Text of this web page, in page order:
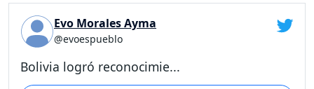
Evo Morales Ayma
@evoespueblo
Bolivia logró reconocimie...